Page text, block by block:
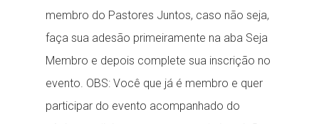
membro do Pastores Juntos, caso não seja,
faça sua adesão primeiramente na aba Seja
Membro e depois complete sua inscrição no
evento. OBS: Você que já é membro e quer
participar do evento acompanhado do